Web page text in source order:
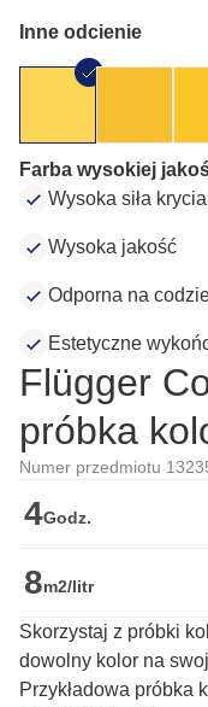
Inne odcienie
Farba wysokiej
Wysoka siła krycia
Wysoka jakość
Odporna na
Estetyczne
Flügger
próbka
Numer przedmiotu
4Godz.
8m2/litr
Skorzystaj z próbki
dowolny kolor na
Przykładowa próbka